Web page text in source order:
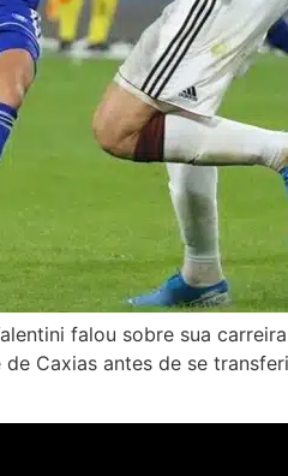
falou sobre sua
Caxias antes de se